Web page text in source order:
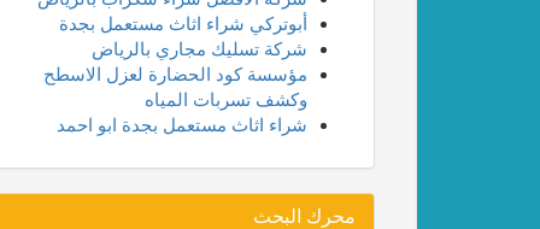
أبوتركي شراء اثاث مستعمل بجدة
شركة تسليك مجاري بالرياض
مؤسسة كود الحضارة لعزل الاسطح
وكشف تسربات المياه
شراء اثاث مستعمل بجدة ابو احمد
محرك البحث